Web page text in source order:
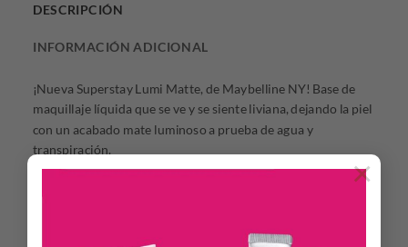
×
DESCRIPCIÓN
INFORMACIÓN ADICIONAL
¡Nueva Superstay Lumi Matte, de Maybelline NY! Base de
maquillaje líquida que se ve y se siente liviana, dejando la piel
con un acabado mate luminoso a prueba de agua y
transpiración.